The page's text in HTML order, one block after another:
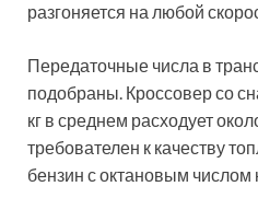
разгоняется на любой
Передаточные числа в
подобраны. Кроссовер со
кг в среднем расходует
требователен к качеству
бензин с октановым